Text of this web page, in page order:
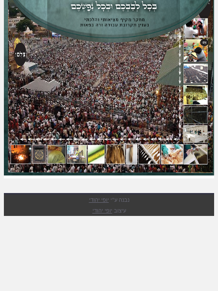
נבנה ע"ייופי יהודי
עיצוביופי יהודי